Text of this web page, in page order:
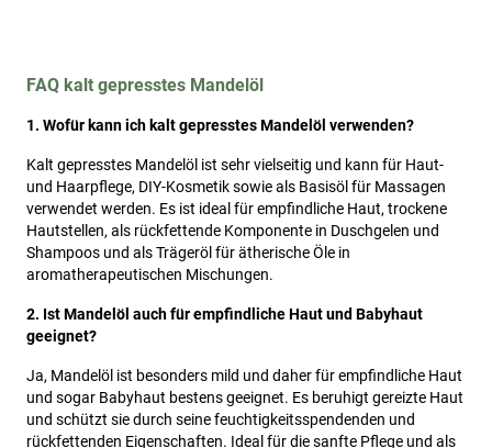
FAQ kalt gepresstes Mandelöl
1. Wofür kann ich kalt gepresstes Mandelöl verwenden?
Kalt gepresstes Mandelöl ist sehr vielseitig und kann für Haut-
und Haarpflege, DIY-Kosmetik sowie als Basisöl für Massagen
verwendet werden. Es ist ideal für empfindliche Haut, trockene
Hautstellen, als rückfettende Komponente in Duschgelen und
Shampoos und als Trägeröl für ätherische Öle in
aromatherapeutischen Mischungen.
2. Ist Mandelöl auch für empfindliche Haut und Babyhaut
geeignet?
Ja, Mandelöl ist besonders mild und daher für empfindliche Haut
und sogar Babyhaut bestens geeignet. Es beruhigt gereizte Haut
und schützt sie durch seine feuchtigkeitsspendenden und
rückfettenden Eigenschaften. Ideal für die sanfte Pflege und als